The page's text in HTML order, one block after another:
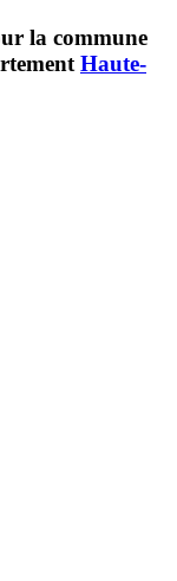
la commune
Haute-